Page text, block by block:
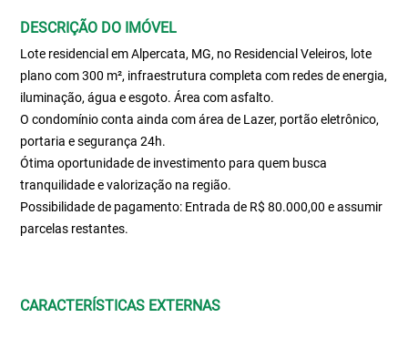
DESCRIÇÃO DO IMÓVEL
Lote residencial em Alpercata, MG, no Residencial Veleiros, lote
plano com 300 m², infraestrutura completa com redes de energia,
iluminação, água e esgoto. Área com asfalto.
O condomínio conta ainda com área de Lazer, portão eletrônico,
portaria e segurança 24h.
Ótima oportunidade de investimento para quem busca
tranquilidade e valorização na região.
Possibilidade de pagamento: Entrada de R$ 80.000,00 e assumir
parcelas restantes.
CARACTERÍSTICAS EXTERNAS